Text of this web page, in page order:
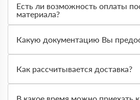
Есть ли возможность оплаты
материала?
оплата по факту получения товара.
доставленный товар был
Вы вправе от него отказаться.
Какую документацию Вы
сертификаты и паспорта качества, а
транспортную накладную.
Как рассчитывается доставка?
персональный менеджер для
В какое время можно приехать